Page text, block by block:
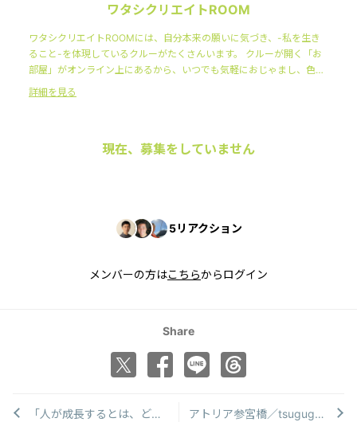
ワタシクリエイトROOM
ワタシクリエイトROOMには、自分本来の願いに気づき、-私を生き
ること-を体現しているクルーがたくさんいます。 クルーが開く「お
部屋」がオンライン上にあるから、いつでも気軽におじゃまし、色ん
な人の-ワタシを生きる-ノウハウにふれることができます。 そんな日
詳細を見る
現在、募集をしていません
5リアクション
メンバーの方はこちらからログイン
Share
「人が成長するとは、どういうことか」 アトリア参宮橋／tsugugoto cafeがCMに登場！